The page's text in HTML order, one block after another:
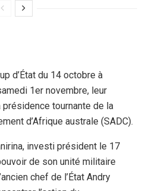
d’État du 14 octobre à
1er novembre, leur
tournante de la
d’Afrique australe (SADC).
investi président le 17
de son unité militaire
chef de l’État Andry